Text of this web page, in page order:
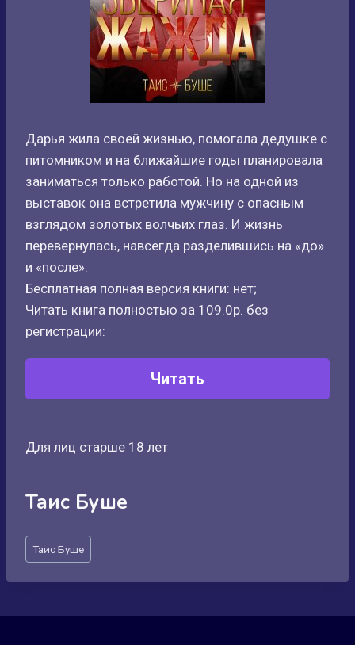
Дарья жила своей жизнью, помогала дедушке с
питомником и на ближайшие годы планировала
заниматься только работой. Но на одной из
выставок она встретила мужчину с опасным
взглядом золотых волчьих глаз. И жизнь
перевернулась, навсегда разделившись на «до»
и «после».
Бесплатная полная версия книги: нет;
Читать книга полностью за 109.0р. без
регистрации:
Читать
Для лиц старше 18 лет
Таис Буше
Метки
записи:
Таис Буше